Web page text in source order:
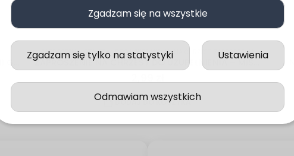
ZAPROSZENIA OTWIERANE DO UZUPEŁNIENIA, ZAPROSZENIA
ZAPROSZENIE NA CHRZEST DO UZUPEŁNIENIA – MIŚ NA CHMURCE F201
DODAJ DO KOSZYKA
Zgadzam się na wszystkie
Zgadzam się tylko na statystyki Ustawienia
Odmawiam wszystkich